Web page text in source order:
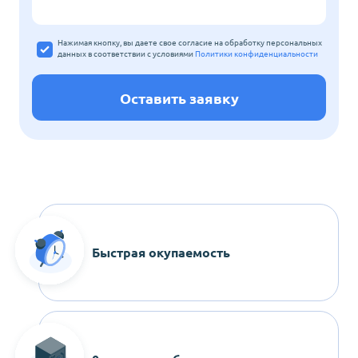
Нажимая кнопку, вы даете свое согласие на обработку персональных
данныхв соответствии с условиямиПолитики конфиденциальности
Оставить заявку
Быстрая окупаемость